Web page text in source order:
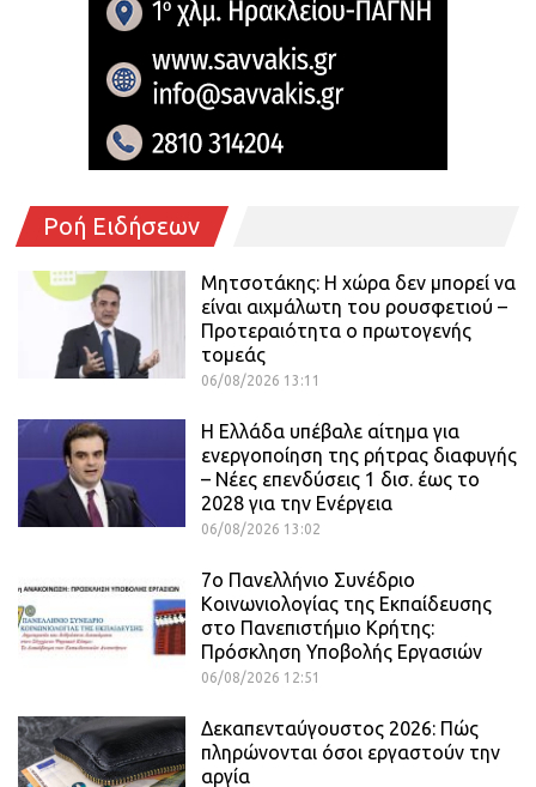
Ροή Ειδήσεων
Μητσοτάκης: Η χώρα δεν μπορεί να
είναι αιχμάλωτη του ρουσφετιού –
Προτεραιότητα ο πρωτογενής
τομεάς
06/08/2026 13:11
Η Ελλάδα υπέβαλε αίτημα για
ενεργοποίηση της ρήτρας διαφυγής
– Νέες επενδύσεις 1 δισ. έως το
2028 για την Ενέργεια
06/08/2026 13:02
7ο Πανελλήνιο Συνέδριο
Κοινωνιολογίας της Εκπαίδευσης
στο Πανεπιστήμιο Κρήτης:
Πρόσκληση Υποβολής Εργασιών
06/08/2026 12:51
Δεκαπενταύγουστος 2026: Πώς
πληρώνονται όσοι εργαστούν την
αργία